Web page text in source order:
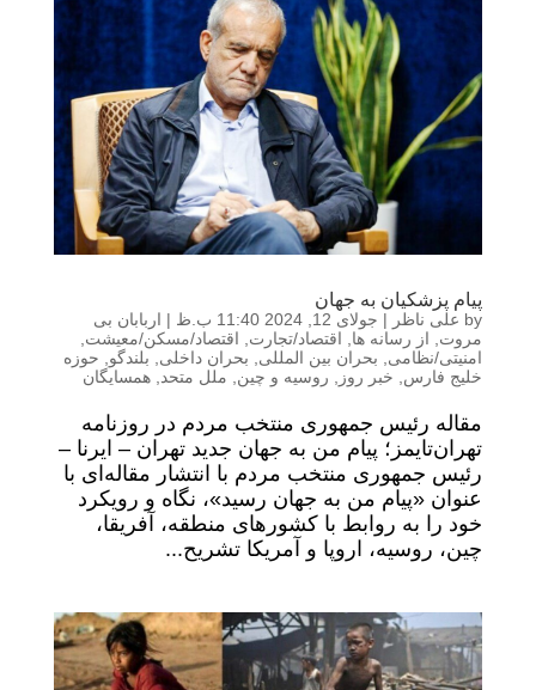
پیام پزشکیان به جهان
by علی ناظر | جولای 12, 2024 11:40 ب.ظ | اربابان بی
مروت
از رسانه ها اقتصاد/تجارت اقتصاد/مسکن/معیشت
امنیتی/نظامی
بحران بین المللی بحران داخلی بلندگو
حوزه
خلیج فارس
خبر روز روسیه و چین ملل متحد همسایگان
مقاله رئیس جمهوری منتخب مردم در روزنامه
تهران‌تایمز؛ پیام من به جهان جدید تهران – ایرنا –
رئیس جمهوری منتخب مردم با انتشار مقاله‌ای با
عنوان «پیام من به جهان رسید»، نگاه و رویکرد
خود را به روابط با کشورهای منطقه، آفریقا،
چین، روسیه، اروپا و آمریکا تشریح...